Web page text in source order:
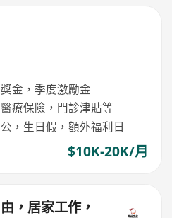
金，季度激勵金
療保險，門診津貼等
，生日假，額外福利日
$10K-20K/月
，居家工作，